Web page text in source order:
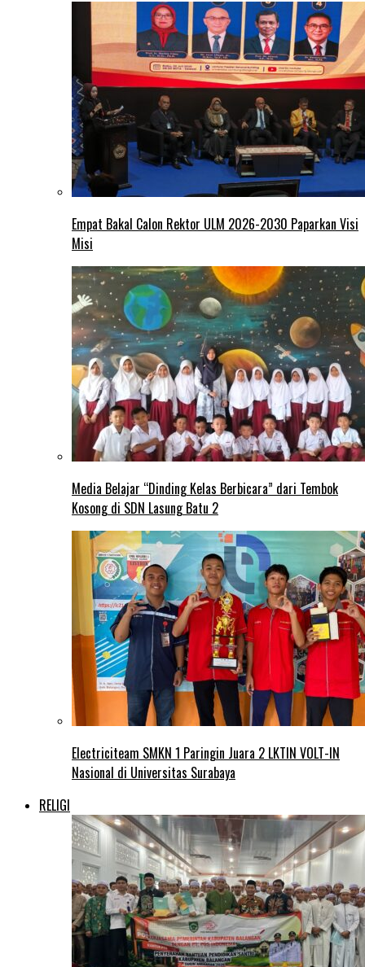
Empat Bakal Calon Rektor ULM 2026-2030 Paparkan Visi
Misi
Media Belajar “Dinding Kelas Berbicara” dari Tembok
Kosong di SDN Lasung Batu 2
Electriciteam SMKN 1 Paringin Juara 2 LKTIN VOLT-IN
Nasional di Universitas Surabaya
RELIGI